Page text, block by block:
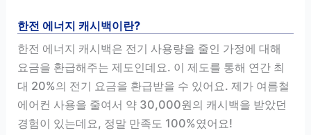
한전 에너지 캐시백이란?
한전 에너지 캐시백은 전기 사용량을 줄인 가정에 대해
요금을 환급해주는 제도인데요. 이 제도를 통해 연간 최
대 20%의 전기 요금을 환급받을 수 있어요. 제가 여름철
에어컨 사용을 줄여서 약 30,000원의 캐시백을 받았던
경험이 있는데요, 정말 만족도 100%였어요!